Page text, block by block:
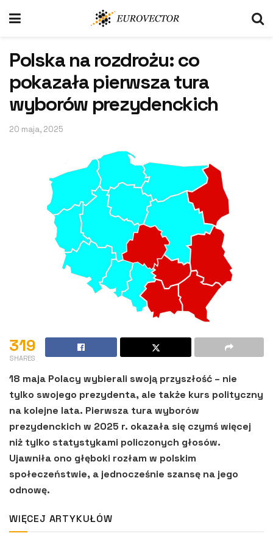
Polska na rozdrożu: co
pokazała pierwsza tura
wyborów prezydenckich
20 maja, 2025
319
SHARES
18 maja Polacy wybierali swoją przyszłość – nie
tylko swojego prezydenta, ale także kurs polityczny
na kolejne lata. Pierwsza tura wyborów
prezydenckich w 2025 r. okazała się czymś więcej
niż tylko statystykami policzonych głosów.
Ujawniła ono głęboki rozłam w polskim
społeczeństwie, a jednocześnie szansę na jego
odnowę.
WIĘCEJ ARTYKUŁÓW